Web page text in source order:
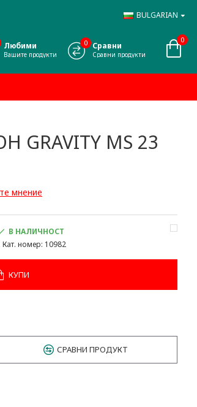
BULGARIAN
Любими
Вашите продукти
Сравни
Сравни продукти
0 0
MS 23
мнение
В НАЛИЧНОСТ
Кат. номер: 10982
КУПИ
СРАВНИ ПРОДУКТ